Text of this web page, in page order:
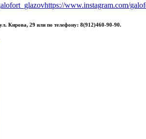
https://www.instagram.com/
Кирова, 29 или по телефону: 8(912)460-90-90.